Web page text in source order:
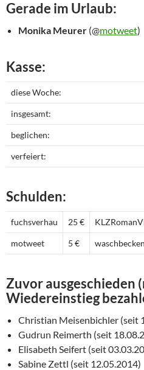
Gerade im Urlaub:
Monika Meurer (@motweet)
Kasse:
diese Woche:
insgesamt:
beglichen:
verfeiert:
Schulden:
fuchsverhau 25 €
motweet 5 € waschbecken
Zuvor ausgeschieden
Wiedereinstieg
Christian Meisenbichler (seit
Gudrun Reimerth (seit
Elisabeth Seifert (seit
Sabine Zettl (seit 12.05.2014)